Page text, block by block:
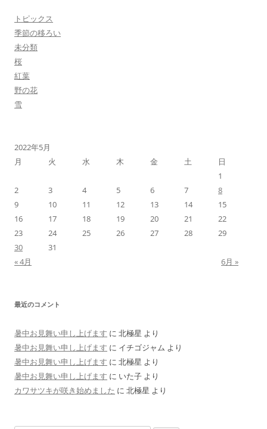
トピックス
季節の移ろい
未分類
桜
紅葉
野の花
雪
2022年5月
月
火 水 木 金 土
日
1
2
3 4 5 6 7
8
9
10 11 12 13 14
15
16
17 18 19 20 21
22
23
24 25 26 27 28
29
30
31
« 4月
6月 »
最近のコメント
暑中お見舞い申し上げます に 北極星 より
暑中お見舞い申し上げます に イチゴジャム より
暑中お見舞い申し上げます に 北極星 より
暑中お見舞い申し上げます に いた子 より
カワサツキが咲き始めました に 北極星 より